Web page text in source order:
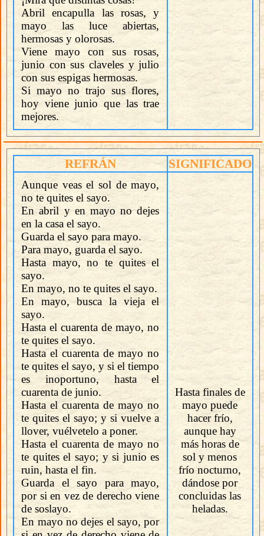
Abril encapulla las rosas, y
mayo las luce abiertas,
hermosas y olorosas.
Viene mayo con sus rosas,
junio con sus claveles y julio
con sus espigas hermosas.
Si mayo no trajo sus flores,
hoy viene junio que las trae
mejores.
REFRÁN SIGNIFICADO
Aunque veas el sol de mayo,
no te quites el sayo.
En abril y en mayo no dejes
en la casa el sayo.
Guarda el sayo para mayo.
Para mayo, guarda el sayo.
Hasta mayo, no te quites el
sayo.
En mayo, no te quites el sayo.
En mayo, busca la vieja el
sayo.
Hasta el cuarenta de mayo, no
te quites el sayo.
Hasta el cuarenta de mayo no
te quites el sayo, y si el tiempo
es inoportuno, hasta el
cuarenta de junio.
Hasta el cuarenta de mayo no
te quites el sayo; y si vuelve a
llover, vuélvetelo a poner.
Hasta el cuarenta de mayo no
te quites el sayo; y si junio es
ruin, hasta el fin.
Guarda el sayo para mayo,
por si en vez de derecho viene
de soslayo.
En mayo no dejes el sayo, por
Hasta finales de
mayo puede
hacer frío,
aunque hay
más horas de
sol y menos
frío nocturno,
dándose por
concluidas las
heladas.